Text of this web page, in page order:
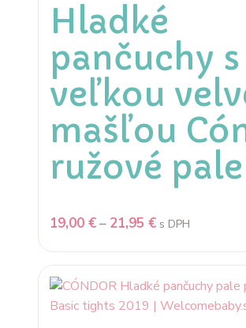
Hladké
pančuchy s
veľkou
mašľou
ružové
19,00 €– 21,95 € s DPH